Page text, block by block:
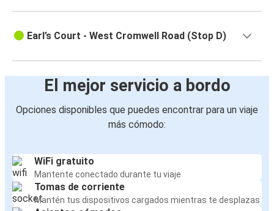
Earl’s Court - West Cromwell Road (Stop D)
El mejor servicio a bordo
Opciones disponibles que puedes encontrar para un viaje
más cómodo:
WiFi gratuito
Mantente conectado durante tu viaje
Tomas de corriente
Mantén tus dispositivos cargados mientras te desplazas